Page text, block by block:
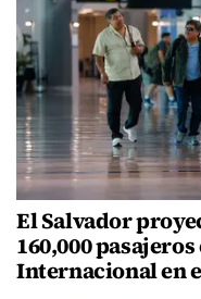
El Salvador
160,000
Internacional en